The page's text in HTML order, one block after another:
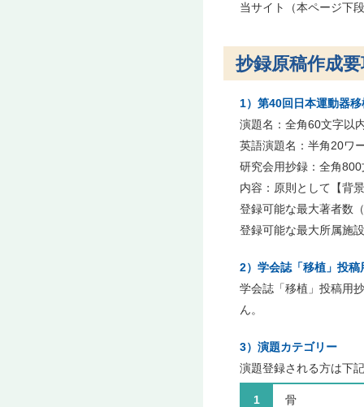
当サイト（本ページ下
抄録原稿作成
1）第40回日本運動器
演題名：全角60文字以
英語演題名：半角20ワ
研究会用抄録：全角
内容：原則として【背
登録可能な最大著者数
登録可能な最大所属施
2）学会誌「移植」投
学会誌「移植」投稿用
ん。
3）演題カテゴリー
演題登録される方は下
1 骨